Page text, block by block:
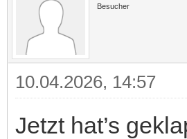
Besucher
10.04.2026, 14:57
Jetzt hat’s